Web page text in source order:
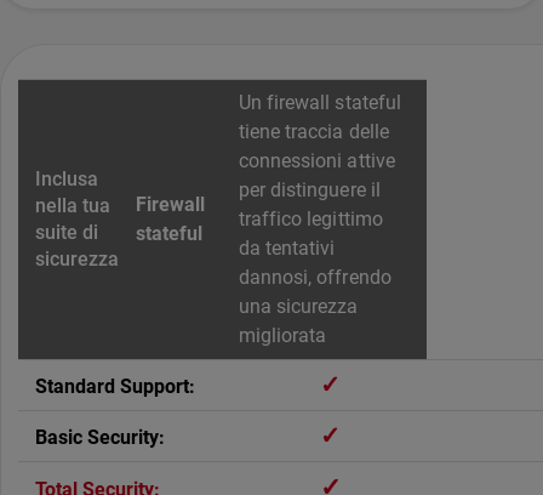
Firewall
stateful
Un firewall stateful
tiene traccia delle
connessioni attive
per distinguere il
traffico legittimo
da tentativi
dannosi, offrendo
una sicurezza
migliorata
✓
✓
✓